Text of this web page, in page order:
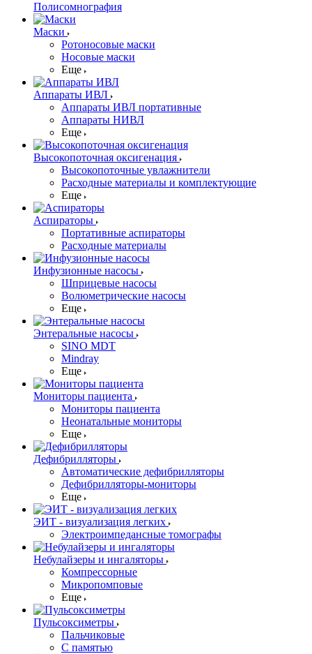
Полисомнография
Маски
Ротоносовые маски
Носовые маски
Еще
Аппараты ИВЛ
Аппараты ИВЛ портативные
Аппараты НИВЛ
Еще
Высокопоточная оксигенация
Высокопоточные увлажнители
Расходные материалы и комплектующие
Еще
Аспираторы
Портативные аспираторы
Расходные материалы
Инфузионные насосы
Шприцевые насосы
Волюметрические насосы
Еще
Энтеральные насосы
SINO MDT
Mindray
Еще
Мониторы пациента
Мониторы пациента
Неонатальные мониторы
Еще
Дефибрилляторы
Автоматические дефибрилляторы
Дефибрилляторы-мониторы
Еще
ЭИТ - визуализация легких
Электроимпедансные томографы
Небулайзеры и ингаляторы
Компрессорные
Микропомповые
Еще
Пульсоксиметры
Пальчиковые
С памятью